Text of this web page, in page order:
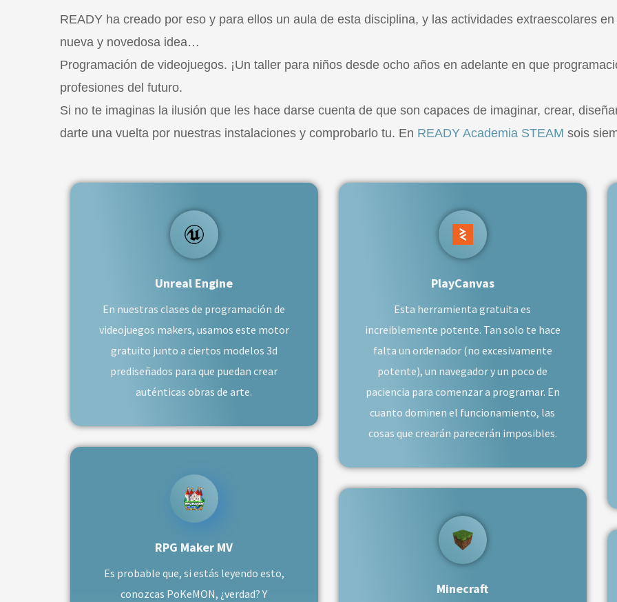
READY ha creado por eso y para ellos un aula de esta disciplina, y las actividades extraescolares
nueva y novedosa idea…
Programación de videojuegos. ¡Un taller para niños desde ocho años en adelante en que
profesiones del futuro.
Si no te imaginas la ilusión que les hace darse cuenta de que son capaces de imaginar, crear,
darte una vuelta por nuestras instalaciones y comprobarlo tu. En READY Academia STEAM sois
Unreal Engine
En nuestras clases de programación de
videojuegos makers, usamos este motor
gratuito junto a ciertos modelos 3d
prediseñados para que puedan crear
auténticas obras de arte.
RPG Maker MV
Es probable que, si estás leyendo esto,
conozcas PoKeMON, ¿verdad? Y
PlayCanvas
Esta herramienta gratuita es
increiblemente potente. Tan solo te hace
falta un ordenador (no excesivamente
potente), un navegador y un poco de
paciencia para comenzar a programar. En
cuanto dominen el funcionamiento, las
cosas que crearán parecerán imposibles.
Minecraft